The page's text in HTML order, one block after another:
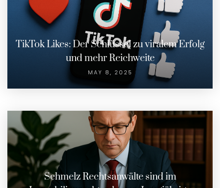
TikTok Likes: Der Schlüssel zu viralem Erfolg
und mehr Reichweite
MAY 8, 2025
Schmelz Rechtsanwälte sind im